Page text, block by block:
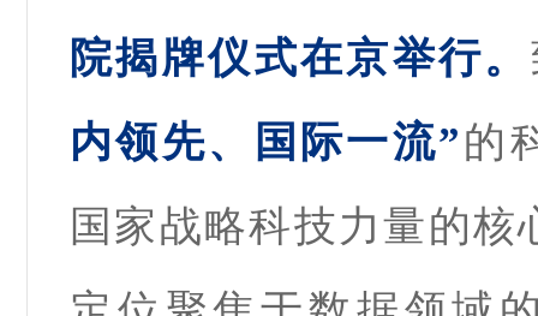
院揭牌仪式在京举行。
内领先、国际一流”的
国家战略科技力量的核